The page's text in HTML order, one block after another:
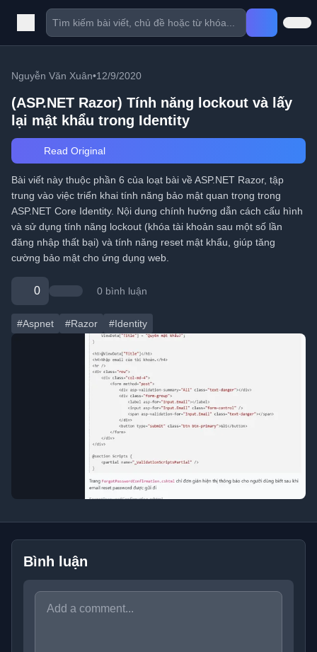
Nguyễn Văn Xuân•12/9/2020
(ASP.NET Razor) Tính năng lockout và lấy
lại mật khẩu trong Identity
Read Original
Bài viết này thuộc phần 6 của loạt bài về ASP.NET Razor, tập
trung vào việc triển khai tính năng bảo mật quan trọng trong
ASP.NET Core Identity. Nội dung chính hướng dẫn cách cấu hình
và sử dụng tính năng lockout (khóa tài khoản sau một số lần
đăng nhập thất bại) và tính năng reset mật khẩu, giúp tăng
cường bảo mật cho ứng dụng web.
0 0 bình luận
#Aspnet #Razor #Identity
Bình luận